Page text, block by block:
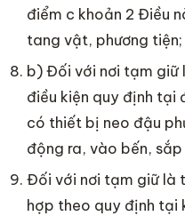
điểm c khoản 2 Điều
tang vật, phương tiện;
b) Đối với nơi tạm giữ
điều kiện quy định tại
có thiết bị neo đậu
động ra, vào bến,
Đối với nơi tạm giữ là
hợp theo quy định tại